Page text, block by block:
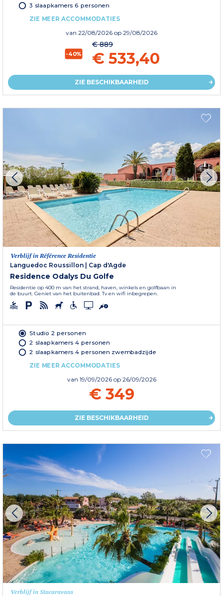
3 slaapkamers 6 personen
ZIE MEER ACCOMMODATIES
van 22/08/2026 op 29/08/2026
-40%
€ 889
€ 533,40
ZIE BESCHIKBAARHEID
Verblijf in Référence Residentie
Languedoc Roussillon
Cap d'Agde
Residence Odalys Du Golfe
Residentie op 400 m van het strand, haven, winkels en golfbaan in
de buurt. Geniet van het buitenbad. Tv en wifi inbegrepen.
Studio 2 personen
2 slaapkamers 4 personen
2 slaapkamers 4 personen zwembadzijde
ZIE MEER ACCOMMODATIES
van 19/09/2026 op 26/09/2026
€ 349
ZIE BESCHIKBAARHEID
Verblijf in Stacaravans